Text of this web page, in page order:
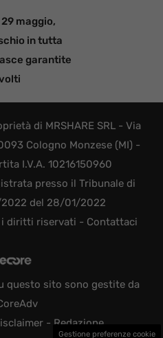
maggio,
in tutta
garantite
di MRSHARE SRL - Via
Cologno Monzese (MI) -
I.V.A. 10216150960
presso il Tribunale di
2022 del 28/01/2022
diritti riservati - Contattaci
questo sito sono gestite da
- Redazione
Gestione preferenze cookie